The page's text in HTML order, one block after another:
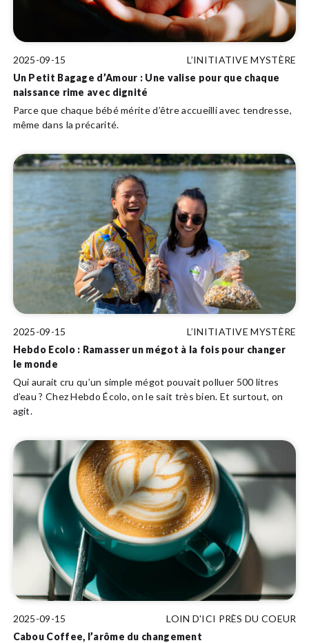
2025-09-15
L’INITIATIVE MYSTÈRE
Un Petit Bagage d’Amour : Une valise pour que chaque
naissance rime avec dignité
Parce que chaque bébé mérite d’être accueilli avec tendresse,
même dans la précarité.
2025-09-15
L’INITIATIVE MYSTÈRE
Hebdo Ecolo : Ramasser un mégot à la fois pour changer
le monde
Qui aurait cru qu’un simple mégot pouvait polluer 500 litres
d’eau ? Chez Hebdo Écolo, on le sait très bien. Et surtout, on
agit.
2025-09-15
LOIN D'ICI PRÈS DU COEUR
Cabou Coffee, l’arôme du changement